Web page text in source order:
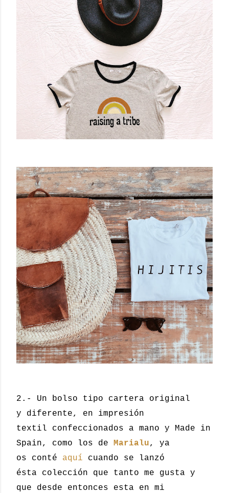
2.- Un bolso tipo cartera original
y diferente, en impresión
textil confeccionados a mano y Made in
Spain, como los de Marialu, ya
os conté aquí cuando se lanzó
ésta colección que tanto me gusta y
que desde entonces esta en mi